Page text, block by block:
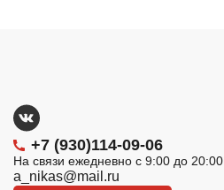
+7 (930)114-09-06
На связи ежедневно с 9:00 до 20:00
a_nikas@mail.ru